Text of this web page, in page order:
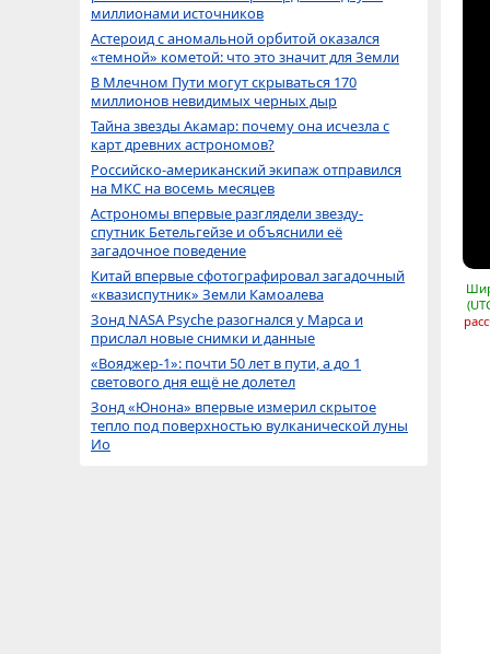
миллионами источников
Астероид с аномальной орбитой оказался
«темной» кометой: что это значит для Земли
В Млечном Пути могут скрываться 170
миллионов невидимых черных дыр
Тайна звезды Акамар: почему она исчезла с
карт древних астрономов?
Российско-американский экипаж отправился
на МКС на восемь месяцев
Астрономы впервые разглядели звезду-
спутник Бетельгейзе и объяснили её
загадочное поведение
Китай впервые сфотографировал загадочный
«квазиспутник» Земли Камоалева
Зонд NASA Psyche разогнался у Марса и
прислал новые снимки и данные
«Вояджер-1»: почти 50 лет в пути, а до 1
светового дня ещё не долетел
Зонд «Юнона» впервые измерил скрытое
тепло под поверхностью вулканической луны
Ио